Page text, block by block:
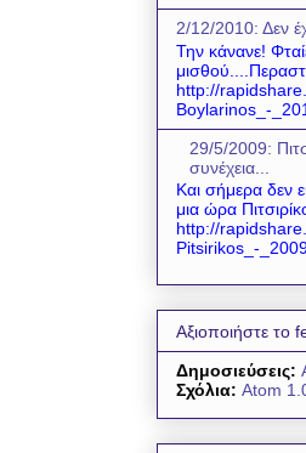
2/12/2010: Δεν
Την κάνανε!
http://
Boylarinos_-
29/5/2009:
συνέχεια...
Και σήμερα δεν
μια ώρα
http://
Pitsirikos_-
Αξιοποιήστε το
Δημοσιεύσεις:
Σχόλια: Atom